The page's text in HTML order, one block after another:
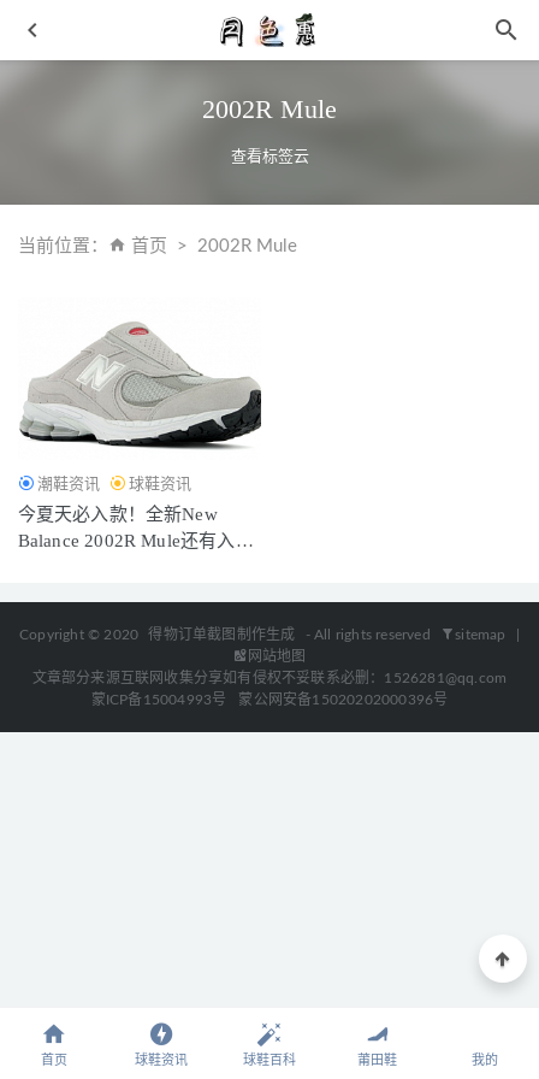
2002R Mule
查看标签云
当前位置： 首页 2002R Mule
潮鞋资讯 球鞋资讯
今夏天必入款！全新New
Balance 2002R Mule还有入手
Copyright © 2020 得物订单截图制作生成 - All rights reserved sitemap
网站地图
文章部分来源互联网收集分享如有侵权不妥联系必删：1526281@qq.com
蒙ICP备15004993号
蒙公网安备15020202000396号
女生怎么穿搭最酷？ 皮衣是酷女孩该有的样子
冬天戴口罩跑步的危害 虽然防尘也会缺氧有利有
14
夏天就要吃甘蔗 补气血甘蔗被称为”补血之王“
首页 球鞋资讯 球鞋百科 莆田鞋 我的